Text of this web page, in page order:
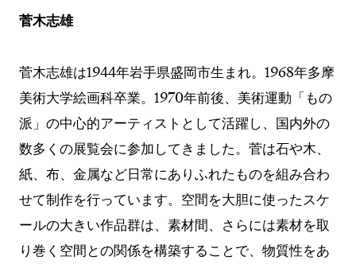
菅木志雄
菅木志雄は1944年岩手県盛岡市生まれ。1968年多摩
美術大学絵画科卒業。1970年前後、美術運動「もの
派」の中心的アーティストとして活躍し、国内外の
数多くの展覧会に参加してきました。菅は石や木、
紙、布、金属など日常にありふれたものを組み合わ
せて制作を行っています。空間を大胆に使ったスケ
ールの大きい作品群は、素材間、さらには素材を取
り巻く空間との関係を構築することで、物質性をあ